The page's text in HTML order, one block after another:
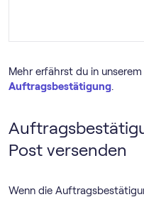
Mehr erfährst du in unserem
Auftragsbestätigung.
Post versenden
Wenn die